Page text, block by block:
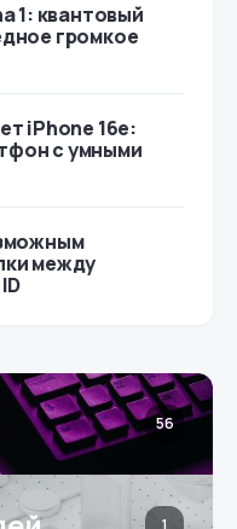
1: квантовый
громкое
iPhone 16e:
с умными
между
56
1